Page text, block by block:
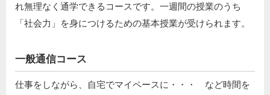
れ無理なく通学できるコースです。一週間の授業のうち
「社会力」を身につけるための基本授業が受けられます。
一般通信コース
仕事をしながら、自宅でマイペースに・・・ など時間を